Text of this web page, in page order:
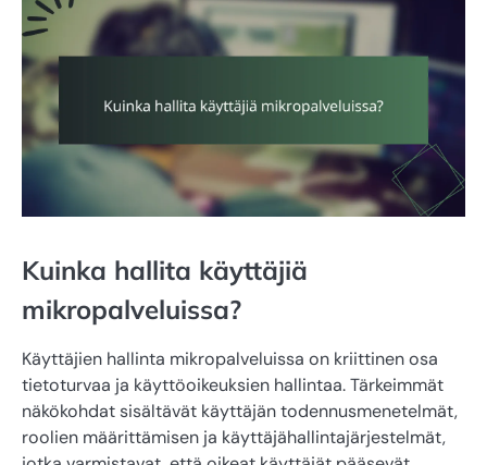
Kuinka hallita käyttäjiä
mikropalveluissa?
Käyttäjien hallinta mikropalveluissa on kriittinen osa
tietoturvaa ja käyttöoikeuksien hallintaa. Tärkeimmät
näkökohdat sisältävät käyttäjän todennusmenetelmät,
roolien määrittämisen ja käyttäjähallintajärjestelmät,